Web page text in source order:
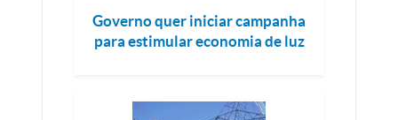
Governo quer iniciar campanha
para estimular economia de luz